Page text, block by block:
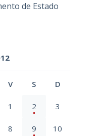
de Estado
V S D
1 2 3
8 9 10